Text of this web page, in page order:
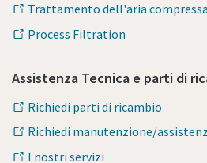
Trattamento dell'aria compressa
Process Filtration
Assistenza Tecnica e parti di
Richiedi parti di ricambio
Richiedi manutenzione/
I nostri servizi